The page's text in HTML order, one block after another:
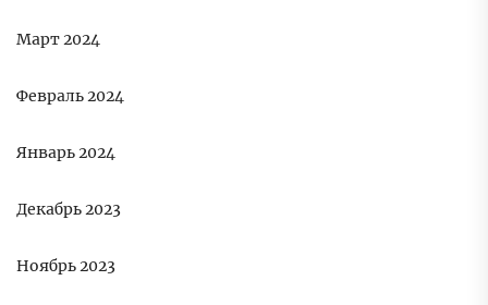
Март 2024
Февраль 2024
Январь 2024
Декабрь 2023
Ноябрь 2023